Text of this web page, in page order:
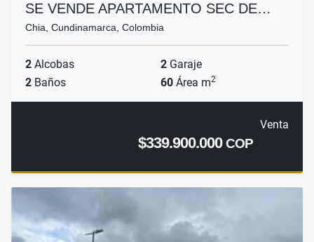
SE VENDE APARTAMENTO SEC DE…
Chia, Cundinamarca, Colombia
2 Alcobas 2 Garaje
2 Baños 60 Área m2
Venta
$339.900.000COP